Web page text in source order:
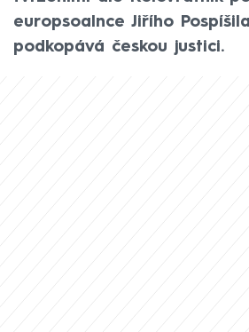
europsoalnce Jiřího
podkopává českou justici.